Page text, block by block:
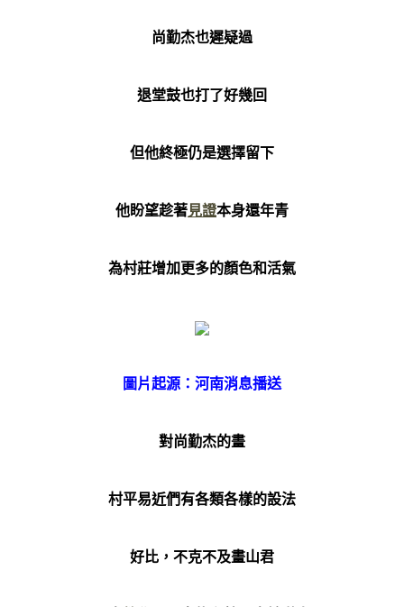
尚勤杰也遲疑過
退堂鼓也打了好幾回
但他終極仍是選擇留下
他盼望趁著見證本身還年青
為村莊增加更多的顏色和活氣
圖片起源：河南消息播送
對尚勤杰的畫
村平易近們有各類各樣的設法
好比，不克不及畫山君